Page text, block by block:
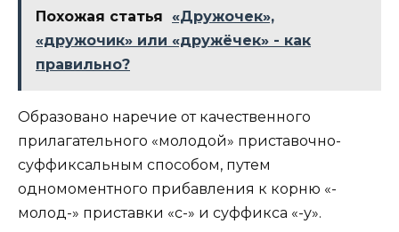
Похожая статья
«Дружочек»,
«дружочик» или «дружёчек» - как
правильно?
Образовано наречие от качественного
прилагательного «молодой» приставочно-
суффиксальным способом, путем
одномоментного прибавления к корню «-
молод-» приставки «с-» и суффикса «-у».